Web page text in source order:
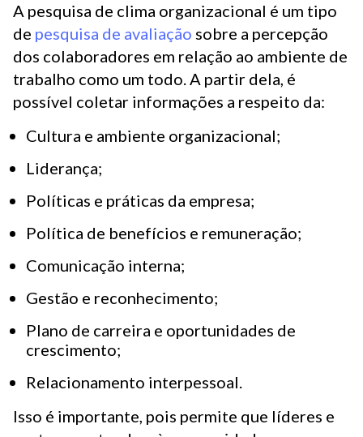
A pesquisa de clima organizacional é um tipo
de pesquisa de avaliação sobre a percepção
dos colaboradores em relação ao ambiente de
trabalho como um todo. A partir dela, é
possível coletar informações a respeito da:
Cultura e ambiente organizacional;
Liderança;
Políticas e práticas da empresa;
Política de benefícios e remuneração;
Comunicação interna;
Gestão e reconhecimento;
Plano de carreira e oportunidades de
crescimento;
Relacionamento interpessoal.
Isso é importante, pois permite que líderes e